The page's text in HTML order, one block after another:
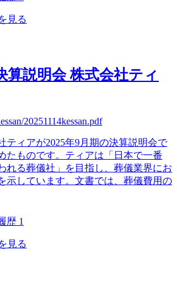
見る
算説明会 株式会社ティ
20251114kessan.pdf
ティアが2025年9月期の決算説明会で
たものです。ティアは「日本で一番
れる葬儀社」を目指し、葬儀業界にお
示しています。文書では、葬儀費用の
歴 1
見る